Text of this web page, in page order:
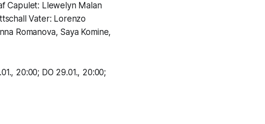
Capulet: Llewelyn Malan
Vater: Lorenzo
Romanova, Saya Komine,
20:00; DO 29.01., 20:00;